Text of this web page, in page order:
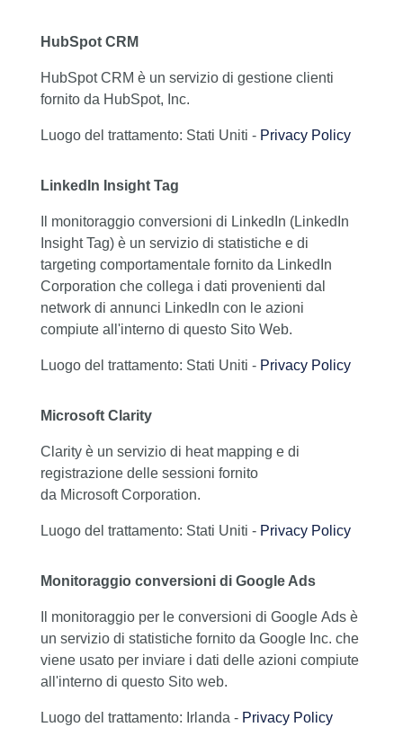
HubSpot CRM
HubSpot CRM è un servizio di gestione clienti
fornito da HubSpot, Inc.
Luogo del trattamento: Stati Uniti - Privacy Policy
LinkedIn Insight Tag
Il monitoraggio conversioni di LinkedIn (LinkedIn
Insight Tag) è un servizio di statistiche e di
targeting comportamentale fornito da LinkedIn
Corporation che collega i dati provenienti dal
network di annunci LinkedIn con le azioni
compiute all'interno di questo Sito Web.
Luogo del trattamento: Stati Uniti - Privacy Policy
Microsoft Clarity
Clarity è un servizio di heat mapping e di
registrazione delle sessioni fornito
da Microsoft Corporation.
Luogo del trattamento: Stati Uniti - Privacy Policy
Monitoraggio conversioni di Google Ads
Il monitoraggio per le conversioni di Google Ads è
un servizio di statistiche fornito da Google Inc. che
viene usato per inviare i dati delle azioni compiute
all'interno di questo Sito web.
Luogo del trattamento: Irlanda - Privacy Policy